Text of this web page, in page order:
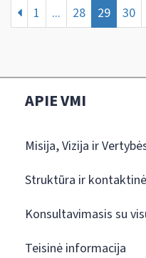
1 ... 28 29 30
APIE VMI
Misija, Vizija ir
Struktūra ir
Konsultavimasis su
Teisinė informacija